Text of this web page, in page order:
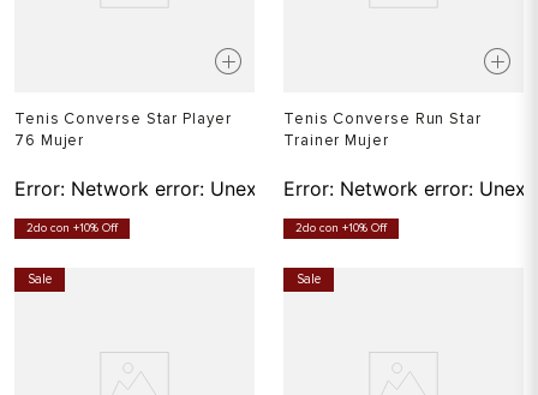
Tenis Converse Star Player
76 Mujer
Error: Network error: Unexpected token T in JSON at
2do con +10% Off
Tenis Converse Run Star
Trainer Mujer
Error: Network error:
2do con +10% Off
Sale Sale